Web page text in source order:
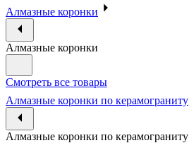
Алмазные коронки
Алмазные коронки
Смотреть все товары
Алмазные коронки по керамограниту
Алмазные коронки по керамограниту